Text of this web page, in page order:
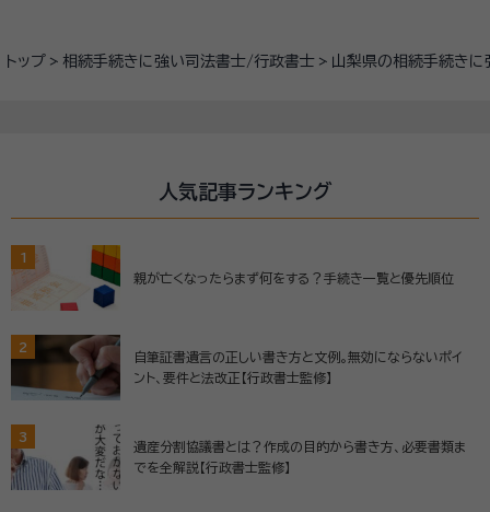
トップ 相続手続きに強い司法書士/行政書士 山梨県の相続手続き
人気記事ランキング
1
親が亡くなったらまず何をする？手続き一覧と優先順位
2
自筆証書遺言の正しい書き方と文例。無効にならないポイ
ント、要件と法改正【行政書士監修】
3
遺産分割協議書とは？作成の目的から書き方、必要書類ま
でを全解説【行政書士監修】